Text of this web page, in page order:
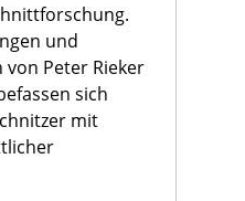
und
von Peter Rieker
sich
mit